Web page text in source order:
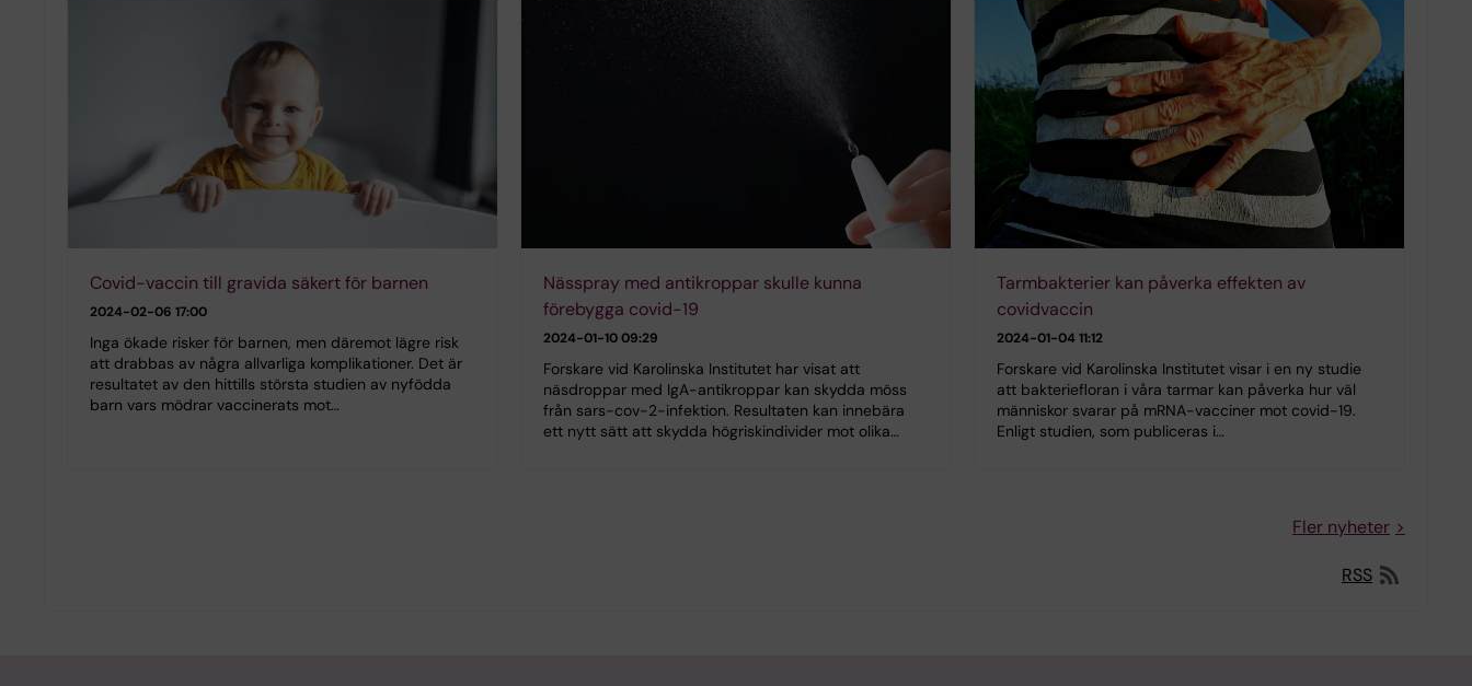
Covid-vaccin till gravida säkert för barnen
2024-02-06 17:00
Inga ökade risker för barnen, men däremot lägre risk
att drabbas av några allvarliga komplikationer. Det är
resultatet av den hittills största studien av nyfödda
barn vars mödrar vaccinerats mot…
Nässpray med antikroppar skulle kunna
förebygga covid-19
2024-01-10 09:29
Forskare vid Karolinska Institutet har visat att
näsdroppar med IgA-antikroppar kan skydda möss
från sars-cov-2-infektion. Resultaten kan innebära
ett nytt sätt att skydda högriskindivider mot olika…
Tarmbakterier kan påverka effekten av
covidvaccin
2024-01-04 11:12
Forskare vid Karolinska Institutet visar i en ny studie
att bakteriefloran i våra tarmar kan påverka hur väl
människor svarar på mRNA-vacciner mot covid-19.
Enligt studien, som publiceras i…
Fler nyheter
RSS